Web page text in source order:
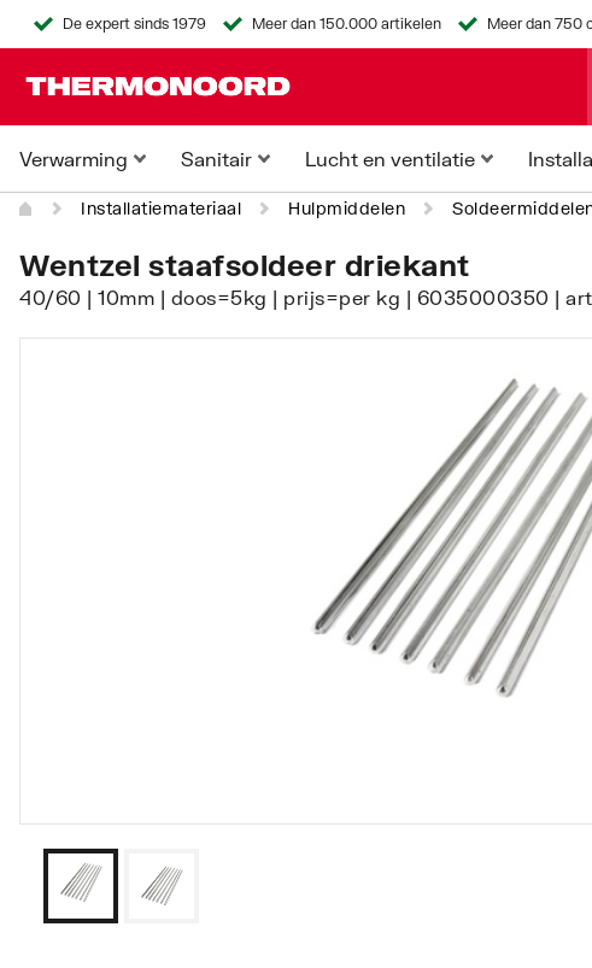
De expert sinds 1979 Meer dan 150.000 artikelen Meer dan 750
Verwarming Sanitair Lucht en ventilatie
Installatiemateriaal Hulpmiddelen
Wentzel staafsoldeer driekant
40/60 | 10mm | doos=5kg | prijs=per kg | 6035000350 |